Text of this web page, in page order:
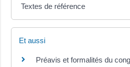
Textes de référence
Et aussi
Préavis et formalités du